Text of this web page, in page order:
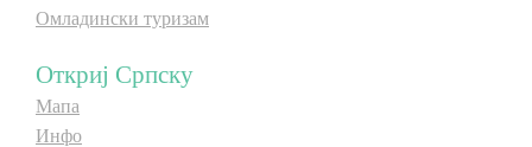
Омладински туризам
Откриј Српску
Мапа
Инфо